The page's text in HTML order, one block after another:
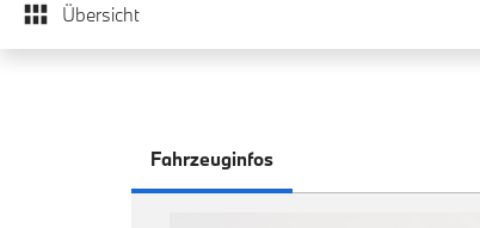
Übersicht
Fahrzeuginfos